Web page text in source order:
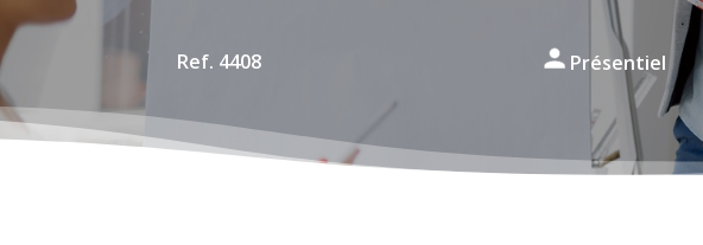
Ref. 4408 Présentiel